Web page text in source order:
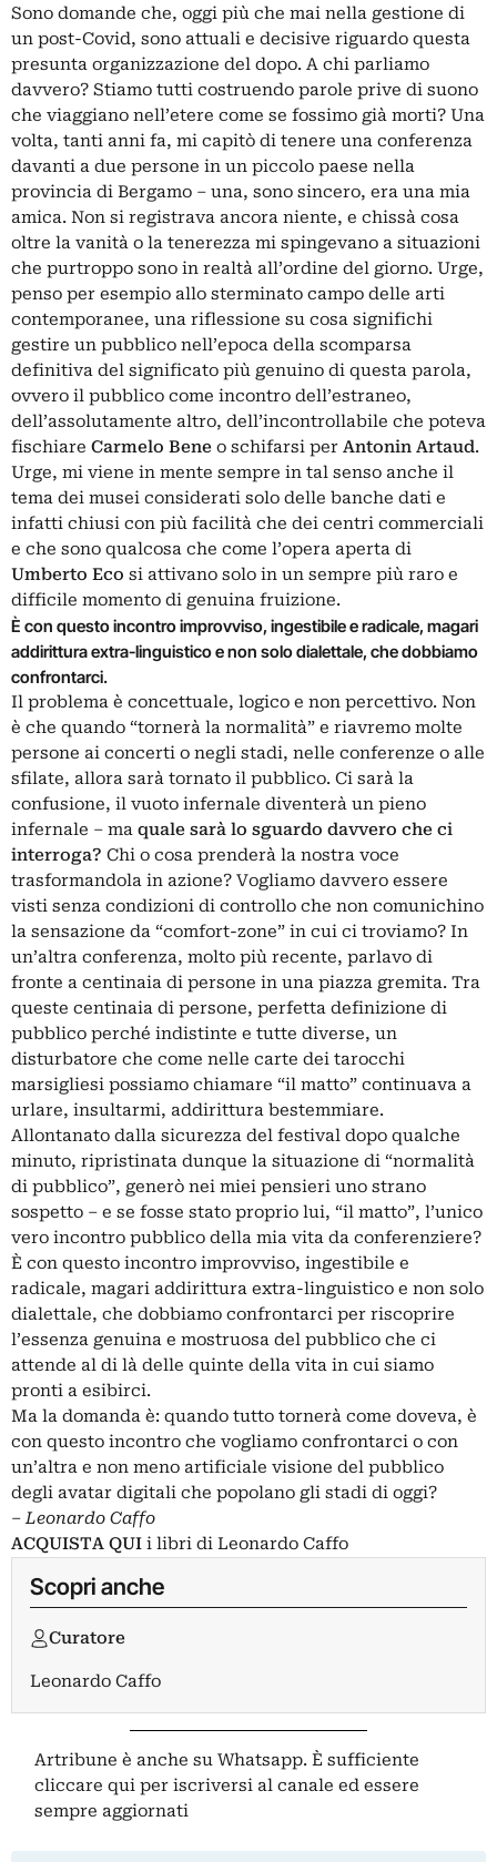
Sono domande che, oggi più che mai nella gestione di
un post-Covid, sono attuali e decisive riguardo questa
presunta organizzazione del dopo. A chi parliamo
davvero? Stiamo tutti costruendo parole prive di suono
che viaggiano nell’etere come se fossimo già morti? Una
volta, tanti anni fa, mi capitò di tenere una conferenza
davanti a due persone in un piccolo paese nella
provincia di Bergamo – una, sono sincero, era una mia
amica. Non si registrava ancora niente, e chissà cosa
oltre la vanità o la tenerezza mi spingevano a situazioni
che purtroppo sono in realtà all’ordine del giorno. Urge,
penso per esempio allo sterminato campo delle arti
contemporanee, una riflessione su cosa significhi
gestire un pubblico nell’epoca della scomparsa
definitiva del significato più genuino di questa parola,
ovvero il pubblico come incontro dell’estraneo,
dell’assolutamente altro, dell’incontrollabile che poteva
fischiare Carmelo Bene o schifarsi per Antonin Artaud.
Urge, mi viene in mente sempre in tal senso anche il
tema dei musei considerati solo delle banche dati e
infatti chiusi con più facilità che dei centri commerciali
e che sono qualcosa che come l’opera aperta di
Umberto Eco si attivano solo in un sempre più raro e
difficile momento di genuina fruizione.
È con questo incontro improvviso, ingestibile e radicale, magari
addirittura extra-linguistico e non solo dialettale, che dobbiamo
confrontarci.
Il problema è concettuale, logico e non percettivo. Non
è che quando “tornerà la normalità” e riavremo molte
persone ai concerti o negli stadi, nelle conferenze o alle
sfilate, allora sarà tornato il pubblico. Ci sarà la
confusione, il vuoto infernale diventerà un pieno
infernale – ma quale sarà lo sguardo davvero che ci
interroga? Chi o cosa prenderà la nostra voce
trasformandola in azione? Vogliamo davvero essere
visti senza condizioni di controllo che non comunichino
la sensazione da “comfort-zone” in cui ci troviamo? In
un’altra conferenza, molto più recente, parlavo di
fronte a centinaia di persone in una piazza gremita. Tra
queste centinaia di persone, perfetta definizione di
pubblico perché indistinte e tutte diverse, un
disturbatore che come nelle carte dei tarocchi
marsigliesi possiamo chiamare “il matto” continuava a
urlare, insultarmi, addirittura bestemmiare.
Allontanato dalla sicurezza del festival dopo qualche
minuto, ripristinata dunque la situazione di “normalità
di pubblico”, generò nei miei pensieri uno strano
sospetto – e se fosse stato proprio lui, “il matto”, l’unico
vero incontro pubblico della mia vita da conferenziere?
È con questo incontro improvviso, ingestibile e
radicale, magari addirittura extra-linguistico e non solo
dialettale, che dobbiamo confrontarci per riscoprire
l’essenza genuina e mostruosa del pubblico che ci
attende al di là delle quinte della vita in cui siamo
pronti a esibirci.
Ma la domanda è: quando tutto tornerà come doveva, è
con questo incontro che vogliamo confrontarci o con
un’altra e non meno artificiale visione del pubblico
degli avatar digitali che popolano gli stadi di oggi?
– Leonardo Caffo
ACQUISTA QUI i libri di Leonardo Caffo
Scopri anche
Curatore
Leonardo Caffo
Artribune è anche su Whatsapp. È sufficiente
cliccare qui per iscriversi al canale ed essere
sempre aggiornati